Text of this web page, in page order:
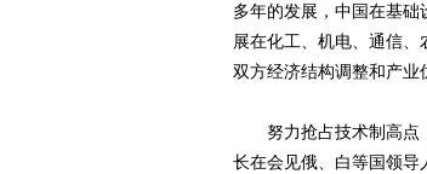
多年的发展，中国在基
展在化工、机电、通信
双方经济结构调整和产业
努力抢占技术制高点，
长在会见俄、白等国领导